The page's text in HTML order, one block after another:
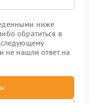
ниже
обратиться в
не нашли ответ на